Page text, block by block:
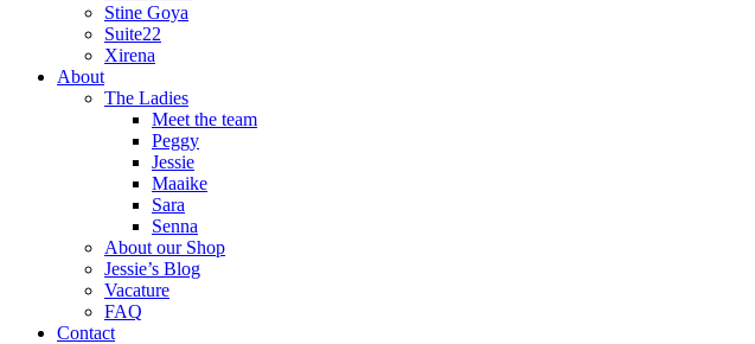
Stine Goya
Suite22
Xirena
About
The Ladies
Meet the team
Peggy
Jessie
Maaike
Sara
Senna
About our Shop
Jessie’s Blog
Vacature
FAQ
Contact